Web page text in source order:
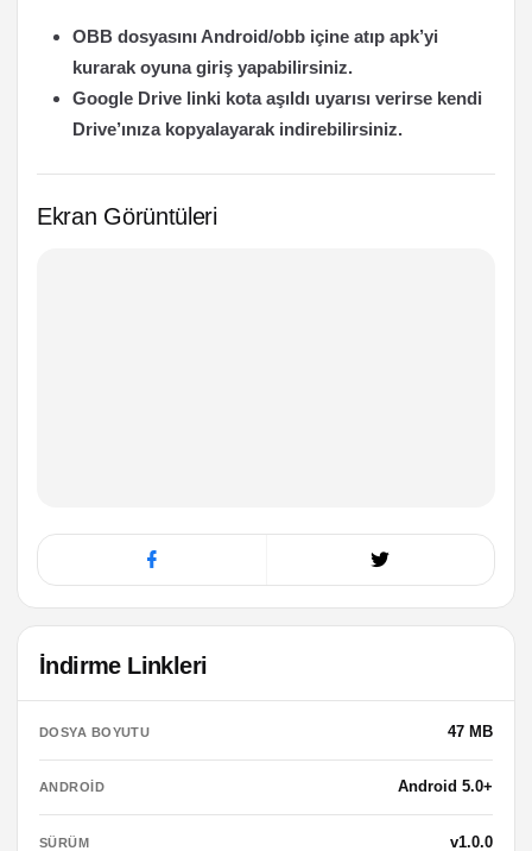
OBB dosyasını Android/obb içine atıp apk’yi
kurarak oyuna giriş yapabilirsiniz.
Google Drive linki kota aşıldı uyarısı verirse kendi
Drive’ınıza kopyalayarak indirebilirsiniz.
Ekran Görüntüleri
İndirme Linkleri
DOSYA BOYUTU 47 MB
ANDROID Android 5.0+
SÜRÜM v1.0.0